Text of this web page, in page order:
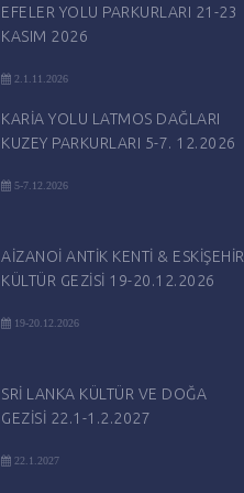
EFELER YOLU PARKURLARI 21-23
KASIM 2026
2.1.11.2026
KARİA YOLU LATMOS DAĞLARI
KUZEY PARKURLARI 5-7. 12.2026
5-7.12.2026
AİZANOİ ANTİK KENTİ & ESKİŞEHİR
KÜLTÜR GEZİSİ 19-20.12.2026
19-20.12.2026
SRİ LANKA KÜLTÜR VE DOĞA
GEZİSİ 22.1-1.2.2027
22.1.2027